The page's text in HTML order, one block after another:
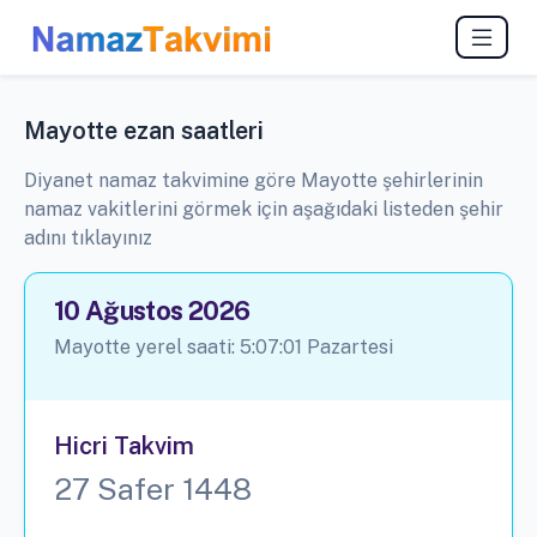
Mayotte ezan saatleri
Diyanet namaz takvimine göre Mayotte şehirlerinin
namaz vakitlerini görmek için aşağıdaki listeden şehir
adını tıklayınız
10 Ağustos 2026
Mayotte yerel saati: 5:07:01 Pazartesi
Hicri Takvim
27 Safer 1448